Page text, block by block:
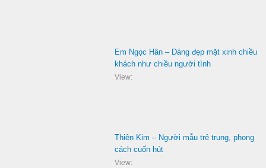
Em Ngọc Hân – Dáng đẹp mặt xinh chiều
khách như chiều người tình
View:
Thiên Kim – Người mẫu trẻ trung, phong
cách cuốn hút
View: